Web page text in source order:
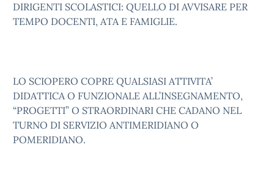
DIRIGENTI SCOLASTICI: QUELLO DI AVVISARE PER
TEMPO DOCENTI, ATA E FAMIGLIE.
LO SCIOPERO COPRE QUALSIASI ATTIVITA’
DIDATTICA O FUNZIONALE ALL’INSEGNAMENTO,
“PROGETTI” O STRAORDINARI CHE CADANO NEL
TURNO DI SERVIZIO ANTIMERIDIANO O
POMERIDIANO.